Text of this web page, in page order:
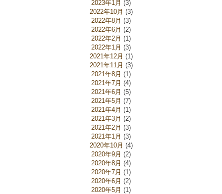
2023年1月 (3)
2022年10月 (3)
2022年8月 (3)
2022年6月 (2)
2022年2月 (1)
2022年1月 (3)
2021年12月 (1)
2021年11月 (3)
2021年8月 (1)
2021年7月 (4)
2021年6月 (5)
2021年5月 (7)
2021年4月 (1)
2021年3月 (2)
2021年2月 (3)
2021年1月 (3)
2020年10月 (4)
2020年9月 (2)
2020年8月 (4)
2020年7月 (1)
2020年6月 (2)
2020年5月 (1)